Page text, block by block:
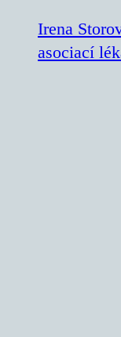
Irena
asociací